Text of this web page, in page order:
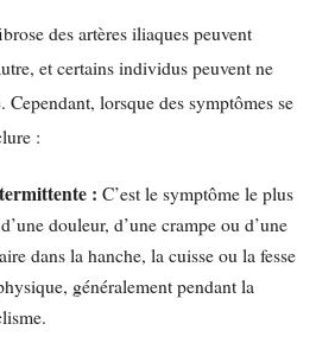
des artères iliaques peuvent
et certains individus peuvent ne
Cependant, lorsque des symptômes se
:
: C’est le symptôme le plus
douleur, d’une crampe ou d’une
dans la hanche, la cuisse ou la fesse
généralement pendant la